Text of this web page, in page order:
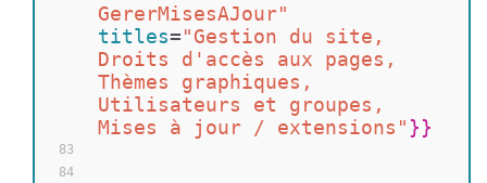
83
84
GererMisesAJour"
titles="Gestion du site,
Droits d'accès aux pages,
Thèmes graphiques,
Utilisateurs et groupes,
Mises à jour / extensions" }}